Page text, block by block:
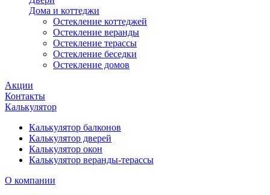
Дома и коттеджи
Остекление коттеджей
Остекление веранды
Остекление терассы
Остекление беседки
Остекление домов
Акции
Контакты
Калькулятор
Калькулятор балконов
Калькулятор дверей
Калькулятор окон
Калькулятор веранды-терассы
О компании